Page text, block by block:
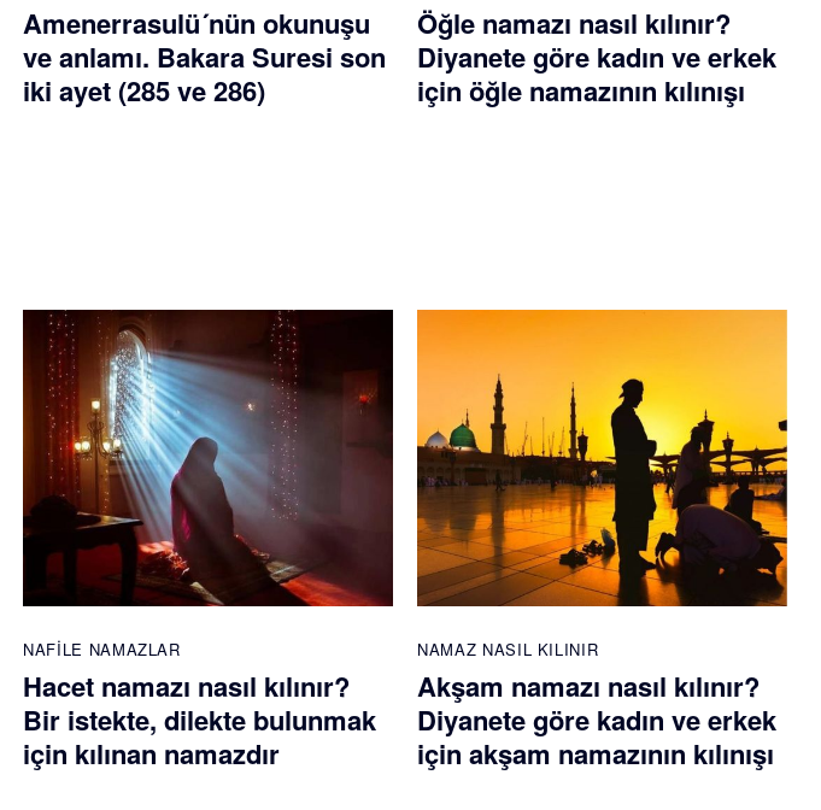
Amenerrasulü´nün okunuşu
ve anlamı. Bakara Suresi son
iki ayet (285 ve 286)
Öğle namazı nasıl kılınır?
Diyanete göre kadın ve erkek
için öğle namazının kılınışı
NAFILE NAMAZLAR
Hacet namazı nasıl kılınır?
Bir istekte, dilekte bulunmak
için kılınan namazdır
NAMAZ NASIL KILINIR
Akşam namazı nasıl kılınır?
Diyanete göre kadın ve erkek
için akşam namazının kılınışı